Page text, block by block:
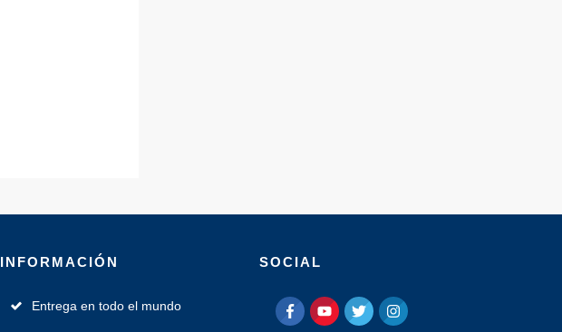
INFORMACIÓN
Entrega en todo el mundo
SOCIAL